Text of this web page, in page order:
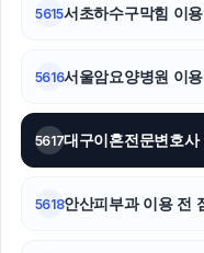
5615서초하수구막힘 이
5616서울암요양병원 이
5617
5618안산피부과 이용 전